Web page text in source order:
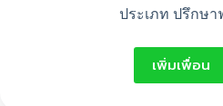
ประเภท ปรึกษา
เพิ่มเพื่อน